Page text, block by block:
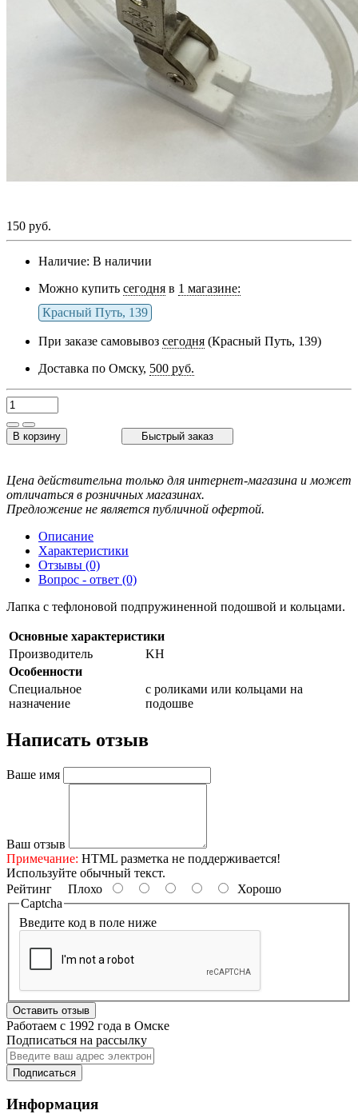
150 руб.
Наличие: В наличии
Можно купить сегодня в 1 магазине:
Красный Путь, 139
При заказе самовывоз сегодня (Красный Путь, 139)
Доставка по Омску, 500 руб.
В корзину Быстрый заказ
Цена действительна только для интернет-магазина и может
отличаться в розничных магазинах.
Предложение не является публичной офертой.
Описание
Характеристики
Отзывы (0)
Вопрос - ответ (0)
Лапка с тефлоновой подпружиненной подошвой и кольцами.
Основные характеристики
Производитель
KH
Особенности
Специальное
назначение
с роликами или кольцами на
подошве
Написать отзыв
Ваше имя
Ваш отзыв
Примечание: HTML разметка не поддерживается!
Используйте обычный текст.
Рейтинг Плохо
Хорошо
Captcha
Введите код в поле ниже
Оставить отзыв
Работаем с 1992 года в Омске
Подписаться на рассылку
Подписаться
Информация